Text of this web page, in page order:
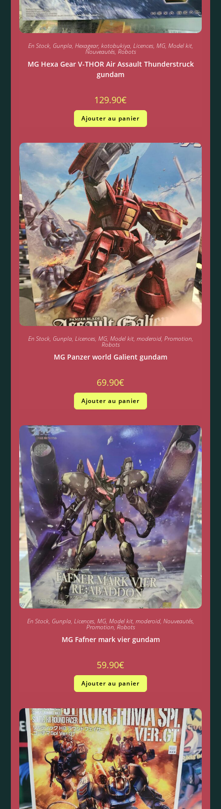
En Stock, Gunpla, Hexagear, kotobukiya, Licences, MG, Model kit,
Nouveautés, Robots
MG Hexa Gear V-THOR Air Assault Thunderstruck
gundam
129.90€
Ajouter au panier
En Stock, Gunpla, Licences, MG, Model kit, moderoid, Promotion,
Robots
MG Panzer world Galient gundam
69.90€
Ajouter au panier
En Stock, Gunpla, Licences, MG, Model kit, moderoid, Nouveautés,
Promotion, Robots
MG Fafner mark vier gundam
59.90€
Ajouter au panier